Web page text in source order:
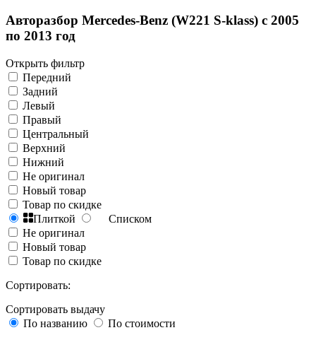
Авторазбор Mercedes-Benz (W221 S-klass) с 2005
по 2013 год
Открыть фильтр
Передний
Задний
Левый
Правый
Центральный
Верхний
Нижний
Не оригинал
Новый товар
Товар по скидке
Плиткой
Списком
Не оригинал
Новый товар
Товар по скидке
Сортировать:
Сортировать выдачу
По названию
По стоимости